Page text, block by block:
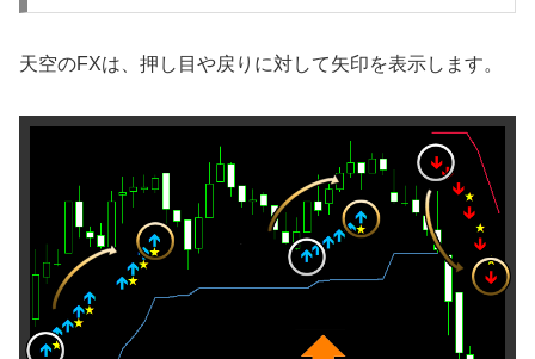
天空のFXは、押し目や戻りに対して矢印を表示します。